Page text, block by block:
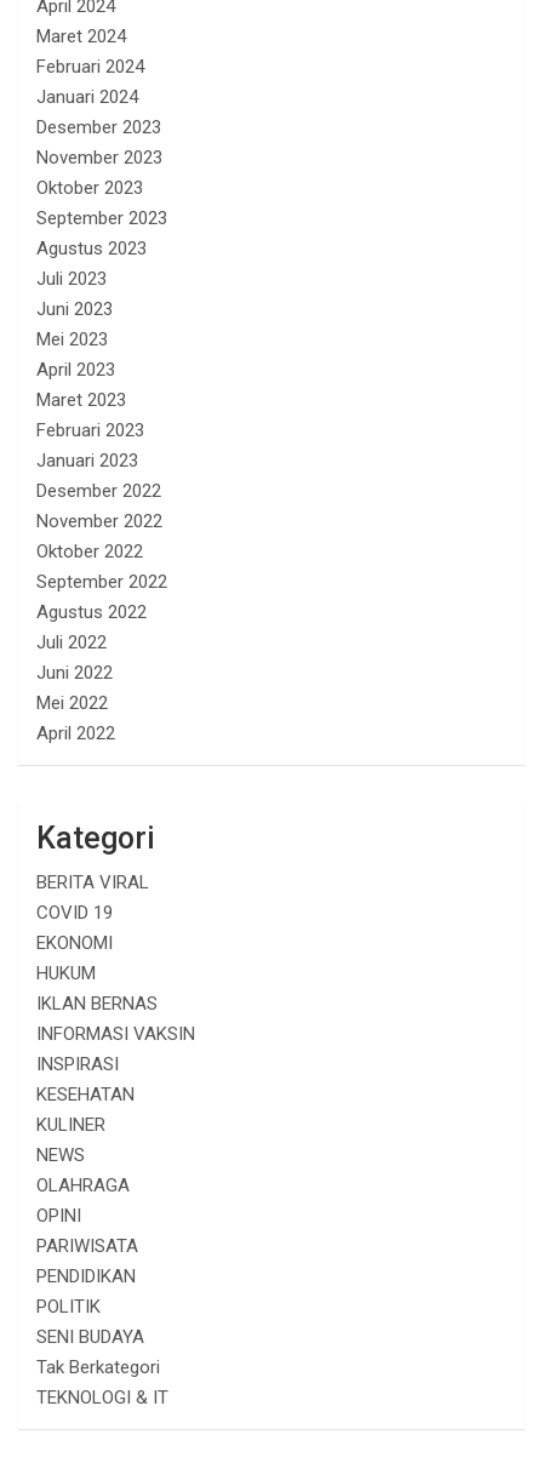
April 2024
Maret 2024
Februari 2024
Januari 2024
Desember 2023
November 2023
Oktober 2023
September 2023
Agustus 2023
Juli 2023
Juni 2023
Mei 2023
April 2023
Maret 2023
Februari 2023
Januari 2023
Desember 2022
November 2022
Oktober 2022
September 2022
Agustus 2022
Juli 2022
Juni 2022
Mei 2022
April 2022
Kategori
BERITA VIRAL
COVID 19
EKONOMI
HUKUM
IKLAN BERNAS
INFORMASI VAKSIN
INSPIRASI
KESEHATAN
KULINER
NEWS
OLAHRAGA
OPINI
PARIWISATA
PENDIDIKAN
POLITIK
SENI BUDAYA
Tak Berkategori
TEKNOLOGI & IT